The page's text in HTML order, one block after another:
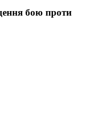
бою проти